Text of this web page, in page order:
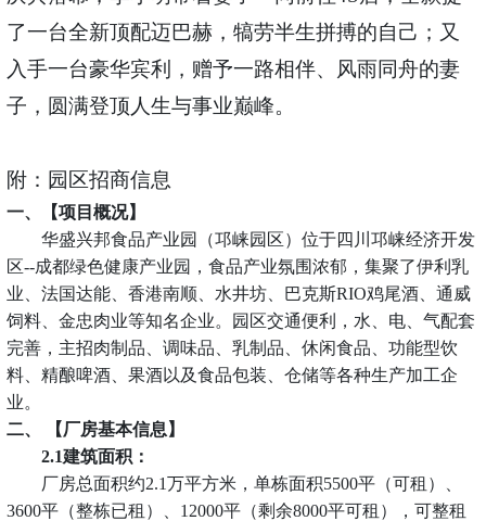
了一台全新顶配迈巴赫，犒劳半生拼搏的自己；又
入手一台豪华宾利，赠予一路相伴、风雨同舟的妻
子，圆满登顶人生与事业巅峰。
附：园区招商信息
一、
【项目概况】
华盛兴邦食品产业园（邛崃园区）位于四川邛崃经济开发
区--成都绿色健康产业园，食品产业氛围浓郁，集聚了伊利乳
业、法国达能、香港南顺、水井坊、巴克斯RIO鸡尾酒、通威
饲料、金忠肉业等知名企业。园区交通便利，水、电、气配套
完善，主招肉制品、调味品、乳制品、休闲食品、功能型饮
料、精酿啤酒、果酒以及食品包装、仓储等各种生产加工企
业。
‌二、 【厂房基本信息】‌
2.1‌建筑面积‌：
厂房总面积约2.1万平方米，单栋面积5500平（可租）、
3600平（整栋已租）、12000平（剩余8000平可租），可整租